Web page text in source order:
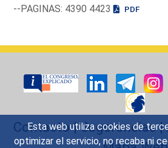
Esta web utiliza cookies de
optimizar el servicio, no recaba ni
--PAGINAS: 4390 4423
PDF
Contacto|Sugerencias|